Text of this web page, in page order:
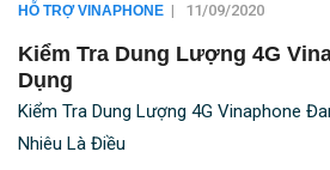
HỖ TRỢ VINAPHONE | 11/09/2020
Kiểm Tra Dung Lượng 4G
Dụng
Kiểm Tra Dung Lượng 4G Vinaphone
Nhiêu Là Điều